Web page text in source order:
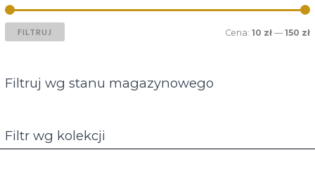
FILTRUJ Cena:10 zł —150 zł
Filtruj wg stanu magazynowego
Filtr wg kolekcji